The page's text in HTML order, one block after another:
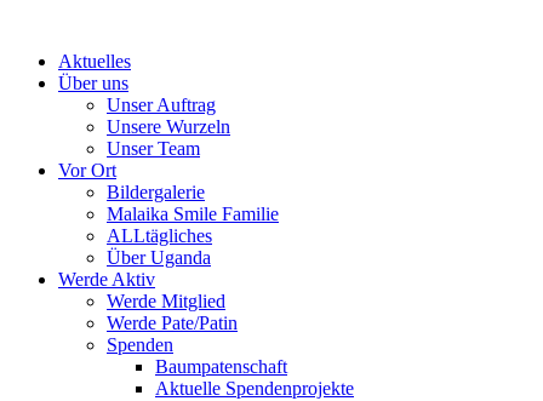
contentAktuelles
Über uns
Unser Auftrag
Unsere Wurzeln
Unser Team
Vor Ort
Bildergalerie
Malaika Smile Familie
ALLtägliches
Über Uganda
Werde Aktiv
Werde Mitglied
Werde Pate/Patin
Spenden
Baumpatenschaft
Aktuelle Spendenprojekte